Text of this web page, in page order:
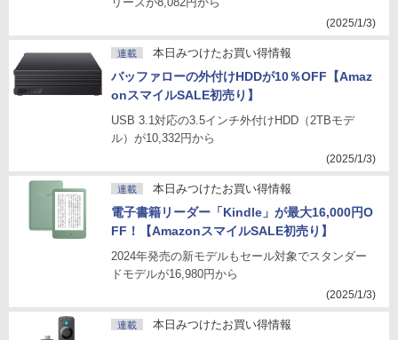
(2025/1/3)
連載 本日みつけたお買い得情報
バッファローの外付けHDDが10％OFF【Amaz
onスマイルSALE初売り】
USB 3.1対応の3.5インチ外付けHDD（2TBモデ
ル）が10,332円から
(2025/1/3)
連載 本日みつけたお買い得情報
電子書籍リーダー「Kindle」が最大16,000円O
FF！【AmazonスマイルSALE初売り】
2024年発売の新モデルもセール対象でスタンダー
ドモデルが16,980円から
(2025/1/3)
連載 本日みつけたお買い得情報